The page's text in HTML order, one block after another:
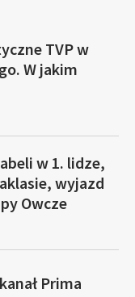
TVP w
W jakim
w 1. lidze,
wyjazd
Owcze
Prima